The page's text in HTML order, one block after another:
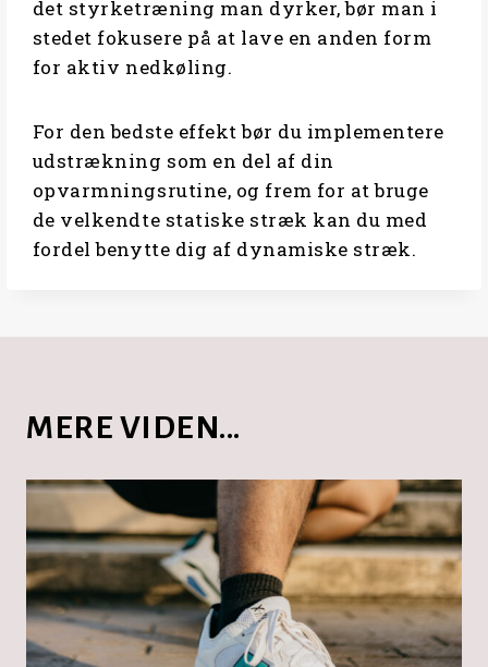
det styrketræning man dyrker, bør man i
stedet fokusere på at lave en anden form
for aktiv nedkøling.
For den bedste effekt bør du implementere
udstrækning som en del af din
opvarmningsrutine, og frem for at bruge
de velkendte statiske stræk kan du med
fordel benytte dig af dynamiske stræk.
MERE VIDEN...